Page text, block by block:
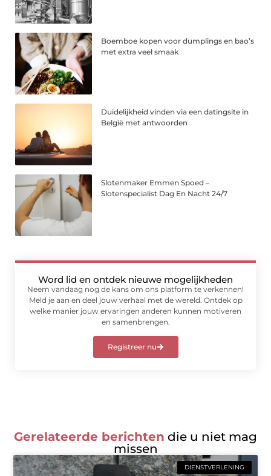
Boemboe kopen voor dumplings en bao’s
met extra veel smaak
Duidelijkheid vinden via een datingsite in
België met antwoorden
Slotenmaker Emmen Spoed –
Slotenspecialist Dag En Nacht 24/7
Word lid en ontdek nieuwe mogelijkheden
Neem vandaag nog de kans om ons platform te verkennen!
Meld je aan en deel jouw verhaal met de wereld. Ontdek op
welke manier jouw ervaringen anderen kunnen motiveren
en samenbrengen.
Registreer nu
Gerelateerde berichten die u niet mag
missen
DIENSTVERLENING